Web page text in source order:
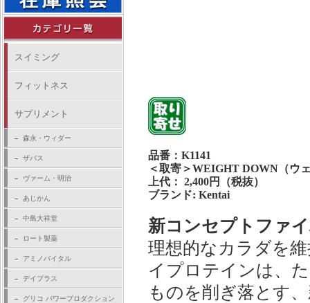
スイミング
フィットネス
サプリメント
森永・ウィダー
ザバス
ヴァーム・明治
あじかん
中島大祥堂
ロート製薬
アミノバイタル
デイプラス
グリコ パワープロダクション
品番：K1141
＜取寄＞WEIGHT DOWN（ウ
上代： 2,400円（税抜）
ブランド: Kentai
新コンセプトファ
理想的なカラダを
イプロテインは、
ものを削ぎ落とす